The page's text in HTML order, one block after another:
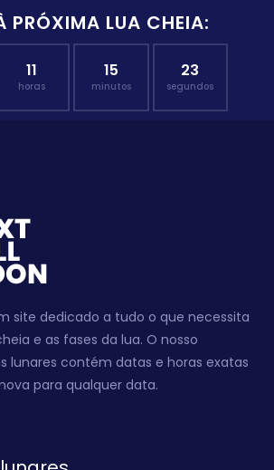
PRÓXIMA LUA CHEIA:
11
horas
15
minutos
22
segundos
site dedicado a tudo o que necessita
e as fases da lua. O nosso
lunares contém datas e horas exatas
para qualquer data.